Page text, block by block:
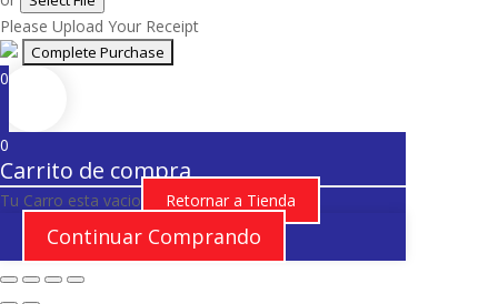
Please Upload Your Receipt
0
0
Carrito de compra
Tu Carro esta vacio Retornar a Tienda
Continuar Comprando